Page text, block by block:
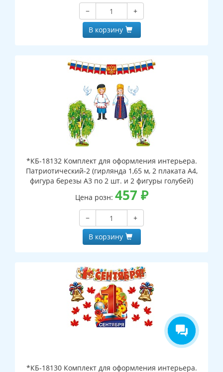
−
+
В корзину
*КБ-18132 Комплект для оформления интерьера.
Патриотический-2 (гирлянда 1,65 м, 2 плаката А4,
фигура березы А3 по 2 шт. и 2 фигуры голубей)
Цена розн: 457 ₽
−
+
В корзину
*КБ-18130 Комплект для оформления интерьера.